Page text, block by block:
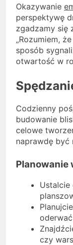
Okazywanie
perspektywę
zgadzamy się
„Rozumiem,
sposób
otwartość w
Codzienny
budowanie
celowe
naprawdę być
czy